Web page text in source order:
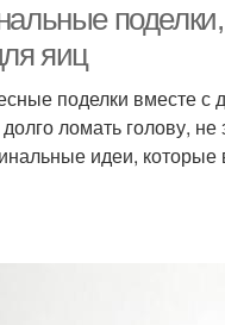
яиц
поделки вместе с
ломать голову,
идеи,